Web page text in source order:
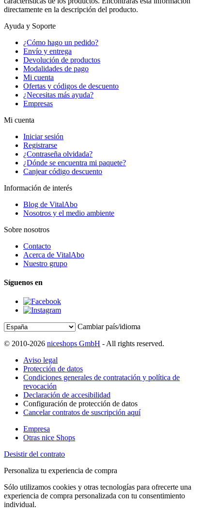
directamente en la descripción del producto.
Ayuda y Soporte
¿Cómo hago un pedido?
Envío y entrega
Devolución de productos
Modalidades de pago
Mi cuenta
Ofertas y códigos de descuento
¿Necesitas más ayuda?
Empresas
Mi cuenta
Iniciar sesión
Registrarse
¿Contraseña olvidada?
¿Dónde se encuentra mi paquete?
Canjear código descuento
Información de interés
Blog de VitalAbo
Nosotros y el medio ambiente
Sobre nosotros
Contacto
Acerca de VitalAbo
Nuestro grupo
Síguenos en
Cambiar país/idioma
© 2010-2026 niceshops GmbH - All rights reserved.
Aviso legal
Protección de datos
Condiciones generales de contratación y política de
revocación
Declaración de accesibilidad
Configuración de protección de datos
Cancelar contratos de suscripción aquí
Empresa
Otras nice Shops
Desistir del contrato
Personaliza tu experiencia de compra
Sólo utilizamos cookies y otras tecnologías para ofrecerte una
experiencia de compra personalizada con tu consentimiento
individual.